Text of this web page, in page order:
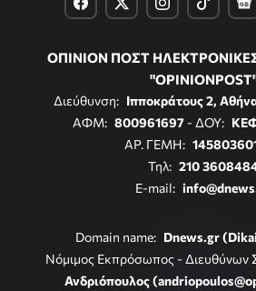
ΟΠΙΝΙΟΝ ΠΟΣΤ
Διεύθυνση: Ιπποκράτους 2,
ΑΦΜ: 800961697- ΔΟΥ:
ΑΡ. ΓΕΜΗ:
Τηλ: 210
E-mail:
Domain name: Dnews.gr
Νόμιμος Εκπρόσωπος - Διευθύνων
Ανδριόπουλος